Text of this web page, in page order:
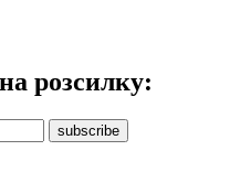
розсилку:
subscribe